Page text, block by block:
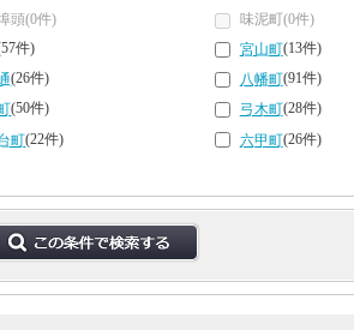
頭(0件)
味泥町(0件)
件) 宮山町(13件)
(26件) 八幡町(91件)
(50件) 弓木町(28件)
町(22件) 六甲町(26件)